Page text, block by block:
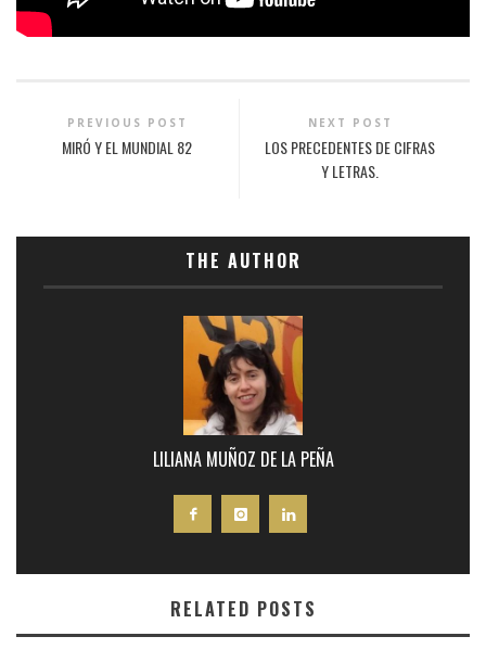
PREVIOUS POST
MIRÓ Y EL MUNDIAL 82
NEXT POST
LOS PRECEDENTES DE CIFRAS
Y LETRAS.
THE AUTHOR
LILIANA MUÑOZ DE LA PEÑA
RELATED POSTS